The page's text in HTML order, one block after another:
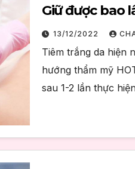
Giữ được bao
13/12/2022
Tiêm trắng da hiện
hướng thẩm mỹ
sau 1-2 lần thực